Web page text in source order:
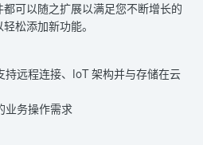
可以随之扩展以满足您不断增长的
松添加新功能。
持远程连接、IoT 架构并与存储在云
业务操作需求